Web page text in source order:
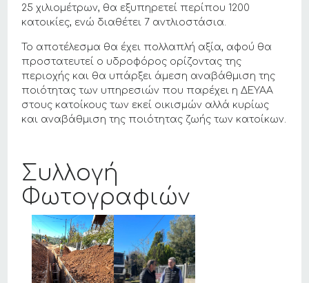
25 χιλιομέτρων, θα εξυπηρετεί περίπου 1200
κατοικίες, ενώ διαθέτει 7 αντλιοστάσια.
Το αποτέλεσμα θα έχει πολλαπλή αξία, αφού θα
προστατευτεί ο υδροφόρος ορίζοντας της
περιοχής και θα υπάρξει άμεση αναβάθμιση της
ποιότητας των υπηρεσιών που παρέχει η ΔΕΥΑΑ
στους κατοίκους των εκεί οικισμών αλλά κυρίως
και αναβάθμιση της ποιότητας ζωής των κατοίκων.
Συλλογή
Φωτογραφιών